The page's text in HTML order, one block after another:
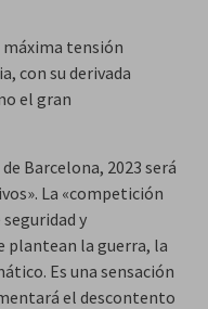
tensión
con su derivada
el gran
Barcelona, 2023 será
La «competición
y
plantean la guerra, la
Es una sensación
el descontento